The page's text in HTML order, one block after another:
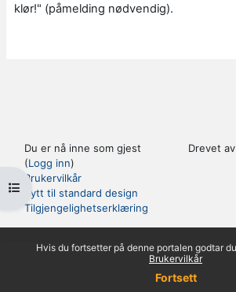
Hvis du fortsetter på denne portalen godtar
Brukervilkår
Fortsett
Åpne kursindeks
klør!" (påmelding nødvendig).
Du er nå inne som gjest
(Logg inn)
Brukervilkår
Bytt til standard design
Tilgjengelighetserklæring
Drevet av